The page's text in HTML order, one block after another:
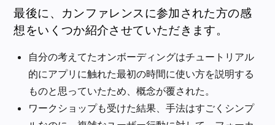
最後に、カンファレンスに参加された方の感
想をいくつか紹介させていただきます。
自分の考えてたオンボーディングはチュートリアル
的にアプリに触れた最初の時間に使い方を説明する
ものと思っていたため、概念が覆された。
ワークショップも受けた結果、手法はすごくシンプ